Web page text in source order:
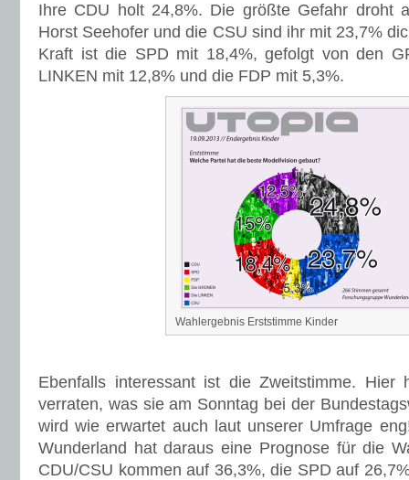
Ihre CDU holt 24,8%. Die größte Gefahr droht
Horst Seehofer und die CSU sind ihr mit 23,7%
Kraft ist die SPD mit 18,4%, gefolgt von den
LINKEN mit 12,8% und die FDP mit 5,3%.
Wahlergebnis Erststimme Kinder
Ebenfalls interessant ist die Zweitstimme. Hier
verraten, was sie am Sonntag bei der
wird wie erwartet auch laut unserer Umfrage
Wunderland hat daraus eine Prognose für die
CDU/CSU kommen auf 36,3%, die SPD auf